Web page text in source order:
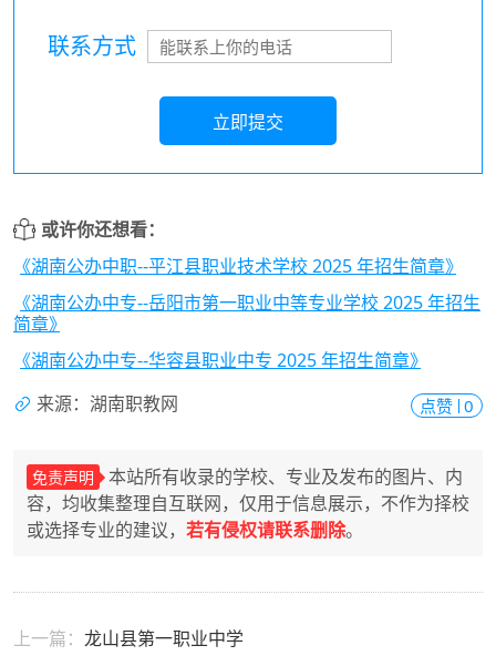
联系方式
立即提交
或许你还想看：
《湖南公办中职--平江县职业技术学校 2025 年招生简章》
《湖南公办中专--岳阳市第一职业中等专业学校 2025 年招生
简章》
《湖南公办中专--华容县职业中专 2025 年招生简章》
来源：湖南职教网
点赞 0
免责声明
本站所有收录的学校、专业及发布的图片、内
容，均收集整理自互联网，仅用于信息展示，不作为择校
或选择专业的建议， 若有侵权请联系删除。
上一篇： 龙山县第一职业中学